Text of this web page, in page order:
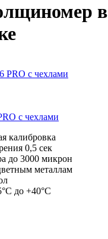
в
с чехлами
калибровка
0,5 сек
до 3000 микрон
металлам
до +40°C